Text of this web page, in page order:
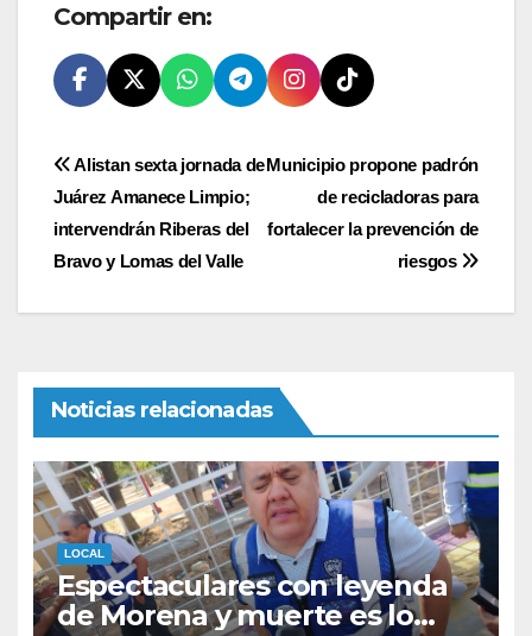
Compartir en:
Navegación
de
entradas
Municipio propone padrón
de recicladoras para
fortalecer la prevención de
riesgos
Alistan sexta jornada de
Juárez Amanece Limpio;
intervendrán Riberas del
Bravo y Lomas del Valle
Noticias relacionadas
LOCAL
Espectaculares con leyenda
de Morena y muerte es lo